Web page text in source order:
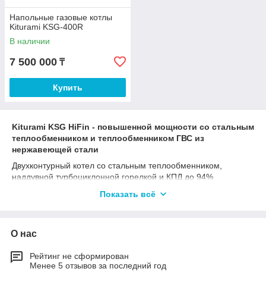
Напольные газовые котлы
Kiturami KSG-400R
В наличии
7 500 000 ₸
Купить
Kiturami KSG HiFin - повышенной мощности со стальным
теплообменником и теплообменником ГВС из
нержавеющей стали
Двухконтурный котел со стальным теплообменником,
наддувной турбоциклонной горелкой и КПД до 94%
Дымовые каналы особой конструкции (отличие от
обеспечивающими повышенный теплосъём и КПД до 94%,
Основной теплообменник из стали
Показать всё
О нас
Рейтинг не сформирован
Менее 5 отзывов за последний год